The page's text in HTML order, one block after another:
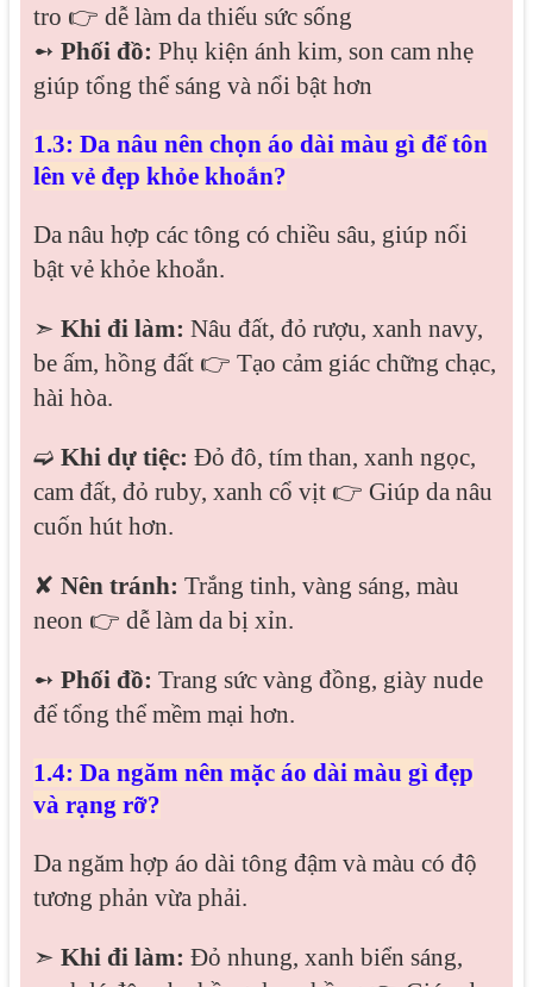
tro 👉 dễ làm da thiếu sức sống
➻ Phối đồ: Phụ kiện ánh kim, son cam nhẹ
giúp tổng thể sáng và nổi bật hơn
1.3: Da nâu nên chọn áo dài màu gì để tôn
lên vẻ đẹp khỏe khoắn?
Da nâu hợp các tông có chiều sâu, giúp nổi
bật vẻ khỏe khoắn.
➣ Khi đi làm: Nâu đất, đỏ rượu, xanh navy,
be ấm, hồng đất 👉 Tạo cảm giác chững chạc,
hài hòa.
➫ Khi dự tiệc: Đỏ đô, tím than, xanh ngọc,
cam đất, đỏ ruby, xanh cổ vịt 👉 Giúp da nâu
cuốn hút hơn.
✘ Nên tránh: Trắng tinh, vàng sáng, màu
neon 👉 dễ làm da bị xỉn.
➻ Phối đồ: Trang sức vàng đồng, giày nude
để tổng thể mềm mại hơn.
1.4: Da ngăm nên mặc áo dài màu gì đẹp
và rạng rỡ?
Da ngăm hợp áo dài tông đậm và màu có độ
tương phản vừa phải.
➣ Khi đi làm: Đỏ nhung, xanh biển sáng,